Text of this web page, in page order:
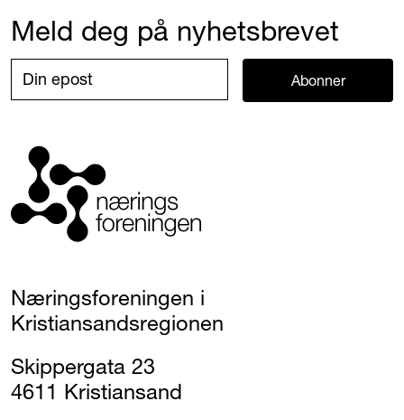
Meld deg på nyhetsbrevet
Abonner
Næringsforeningen i
Kristiansandsregionen
Skippergata 23
4611 Kristiansand